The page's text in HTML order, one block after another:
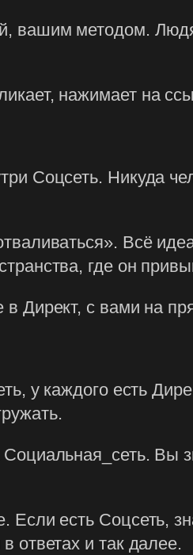
вашим методом.
нажимает на
Соцсеть. Никуда
Всё
где он
Директ, с вами на
у каждого есть
Вы
есть Соцсеть,
ответах и так далее.